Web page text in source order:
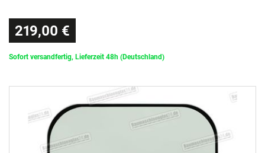
219,00 €
Sofort versandfertig, Lieferzeit 48h (Deutschland)